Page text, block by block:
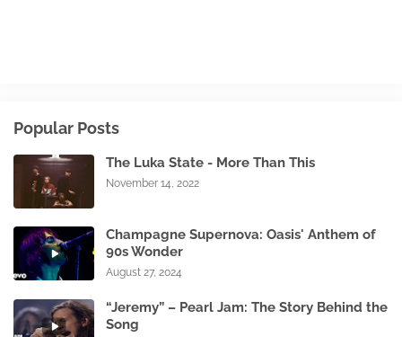
Popular Posts
The Luka State - More Than This
November 14, 2022
Champagne Supernova: Oasis' Anthem of
90s Wonder
August 27, 2024
“Jeremy” – Pearl Jam: The Story Behind the
Song